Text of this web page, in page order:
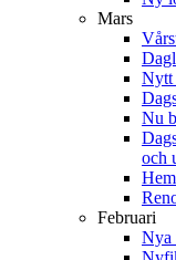
Mars
Nytt
Nu
och
Februari
Nya